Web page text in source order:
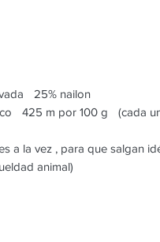
25% nailon
425 m por 100 g (cada
a la vez , para que salgan
animal)